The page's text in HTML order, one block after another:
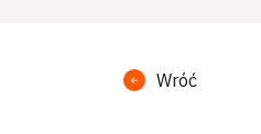
Wróć